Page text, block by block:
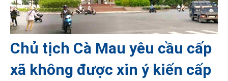
Chủ tịch Cà Mau yêu cầu cấp
xã không được xin ý kiến cấp